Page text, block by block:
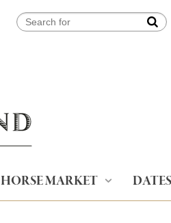
HORSE MARKET DATES